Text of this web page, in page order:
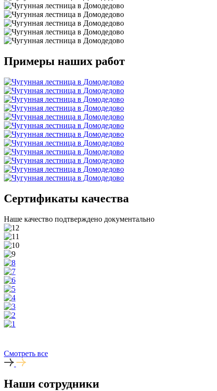
Примеры наших работ
Сертификаты качества
Наше качество подтверждено документально
Смотреть все
Наши сотрудники